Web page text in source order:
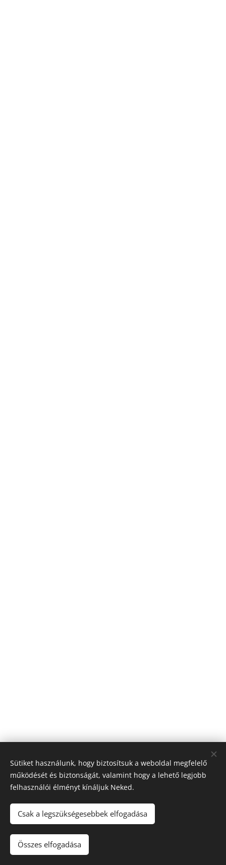
© 2026 Nagyfólia Kft. Minden jog fenntartva
Sütik
Sütiket használunk, hogy biztosítsuk a weboldal megfelelő
működését és biztonságát, valamint hogy a lehető legjobb
felhasználói élményt kínáljuk Neked.
Csak a legszükségesebbek elfogadása
Összes elfogadása